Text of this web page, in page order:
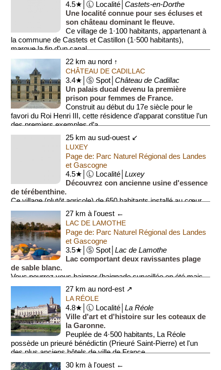
4.5★│Ⓛ Localité│Castets-en-Dorthe
Une localité connue pour ses écluses et
son château dominant le fleuve.
Ce village de 1·100 habitants, appartenant à
la commune de Castets et Castillon (1·500 habitants),
marque la fin d’un canal...
22 km au nord ↑
CHÂTEAU DE CADILLAC
3.4★│Ⓢ Spot│Château de Cadillac
Un palais ducal devenu la première
prison pour femmes de France.
Construit au début du 17e siècle pour le
favori du Roi Henri III, cette résidence d’apparat constitue l’un
des premiers exemples d’a...
25 km au sud-ouest ↙
LUXEY
Page de: Parc Naturel Régional des Landes
et Gascogne
4.5★│Ⓛ Localité│Luxey
Découvrez con ancienne usine d'essence
de térébenthine.
Ce village (plutôt agricole) de 650 habitants installé au cœur
d'un grand parc naturel (Parc des Landes et Gascogne) fut
occupé dès l'époqu...
27 km à l'ouest ←
LAC DE LAMOTHE
Page de: Parc Naturel Régional des Landes
et Gascogne
3.5★│Ⓢ Spot│Lac de Lamothe
Lac comportant deux ravissantes plage
de sable blanc.
Vous pourrez vous baigner (baignade surveillée en été mais
vous aurez également la possibilité de louer des équipements
sut place pour pratiquer...
27 km au nord-est ↗
LA RÉOLE
4.8★│Ⓛ Localité│La Réole
Ville d'art et d'histoire sur les coteaux de
la Garonne.
Peuplée de 4·500 habitants, La Réole
possède un prieuré bénédictin (Prieuré Saint-Pierre) et l'un
des plus anciens hôtels de ville de France ...
30 km à l'ouest ←